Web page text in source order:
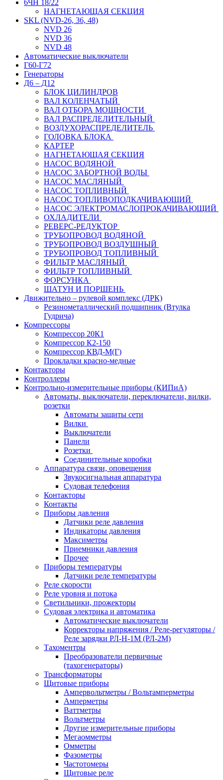
6ЧН 18/22
НАГНЕТАЮЩАЯ СЕКЦИЯ
SKL (NVD-26, 36, 48)
NVD 26
NVD 36
NVD 48
Автоматические выключатели
Г60-Г72
Генераторы
Д6 – Д12
БЛОК ЦИЛИНДРОВ
ВАЛ КОЛЕНЧАТЫЙ
ВАЛ ОТБОРА МОЩНОСТИ
ВАЛ РАСПРЕДЕЛИТЕЛЬНЫЙ
ВОЗДУХОРАСПРЕДЕЛИТЕЛЬ
ГОЛОВКА БЛОКА
КАРТЕР
НАГНЕТАЮЩАЯ СЕКЦИЯ
НАСОС ВОДЯНОЙ
НАСОС ЗАБОРТНОЙ ВОДЫ
НАСОС МАСЛЯНЫЙ
НАСОС ТОПЛИВНЫЙ
НАСОС ТОПЛИВОПОДКАЧИВАЮЩИЙ
НАСОС ЭЛЕКТРОМАСЛОПРОКАЧИВАЮЩИЙ
ОХЛАДИТЕЛИ
РЕВЕРС-РЕДУКТОР
ТРУБОПРОВОД ВОДЯНОЙ
ТРУБОПРОВОД ВОЗДУШНЫЙ
ТРУБОПРОВОД ТОПЛИВНЫЙ
ФИЛЬТР МАСЛЯНЫЙ
ФИЛЬТР ТОПЛИВНЫЙ
ФОРСУНКА
ШАТУН И ПОРШЕНЬ
Движительно – рулевой комплекс (ДРК)
Резинометаллический подшипник (Втулка
Гудрича)
Компрессоры
Компрессор 20К1
Компрессор К2-150
Компрессор КВД-М(Г)
Прокладки красно-медные
Контакторы
Контроллеры
Контрольно-измерительные приборы (КИПиА)
Автоматы, выключатели, переключатели, вилки,
розетки
Автоматы защиты сети
Вилки
Выключатели
Панели
Розетки
Соединительные коробки
Аппаратура связи, оповещения
Звукосигнальная аппаратура
Судовая телефония
Контакторы
Контакты
Приборы давления
Датчики реле давления
Индикаторы давления
Максиметры
Приемники давления
Прочее
Приборы температуры
Датчики реле температуры
Реле скорости
Реле уровня и потока
Светильники, прожекторы
Судовая электрика и автоматика
Автоматические выключатели
Корректоры напряжения / Реле-регуляторы /
Реле зарядки РЛ-Н-1М (РЛ-2М)
Тахоментры
Преобразователи первичные
(тахогенераторы)
Трансформаторы
Щитовые приборы
Ампервольтметры / Вольтамперметры
Амперметры
Ваттметры
Вольтметры
Другие измерительные приборы
Мегаомметры
Омметры
Фазометры
Частотомеры
Щитовые реле